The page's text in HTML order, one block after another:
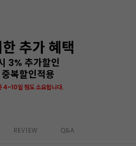
추가 혜택
3% 추가할인
복할인적용
4~10일 정도 소요됩니다.
REVIEW Q&A